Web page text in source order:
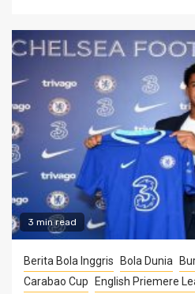
3 min read
Berita Bola Inggris Bola Dunia
Carabao Cup
English Priemere